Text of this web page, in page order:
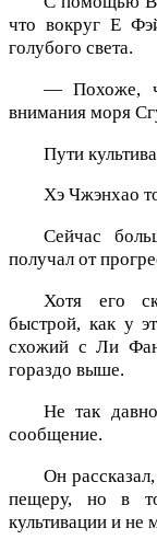
что вокруг Е
голубого света.
— Похоже,
внимания моря
Пути
Хэ Чжэнхао
Сейчас
получал от
Хотя его
быстрой, как у
схожий с Ли
гораздо выше.
Не так
сообщение.
Он
пещеру, но в
культивации и не